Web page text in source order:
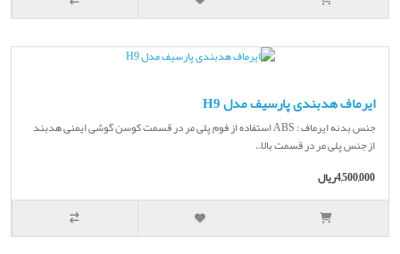
ایرماف هدبندی پارسیف مدل H9
جنس بدنه ایرماف : ABS استفاده از فوم پلی مر در قسمت کوسن گوشی ایمنی هدبند
از جنس پلی مر در قسمت بالا..
4,500,000ریال